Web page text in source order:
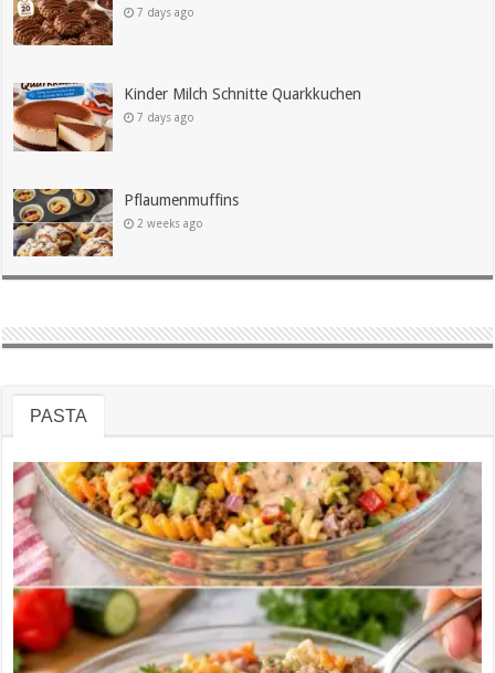
7 days ago
Kinder Milch Schnitte Quarkkuchen
7 days ago
Pflaumenmuffins
2 weeks ago
PASTA